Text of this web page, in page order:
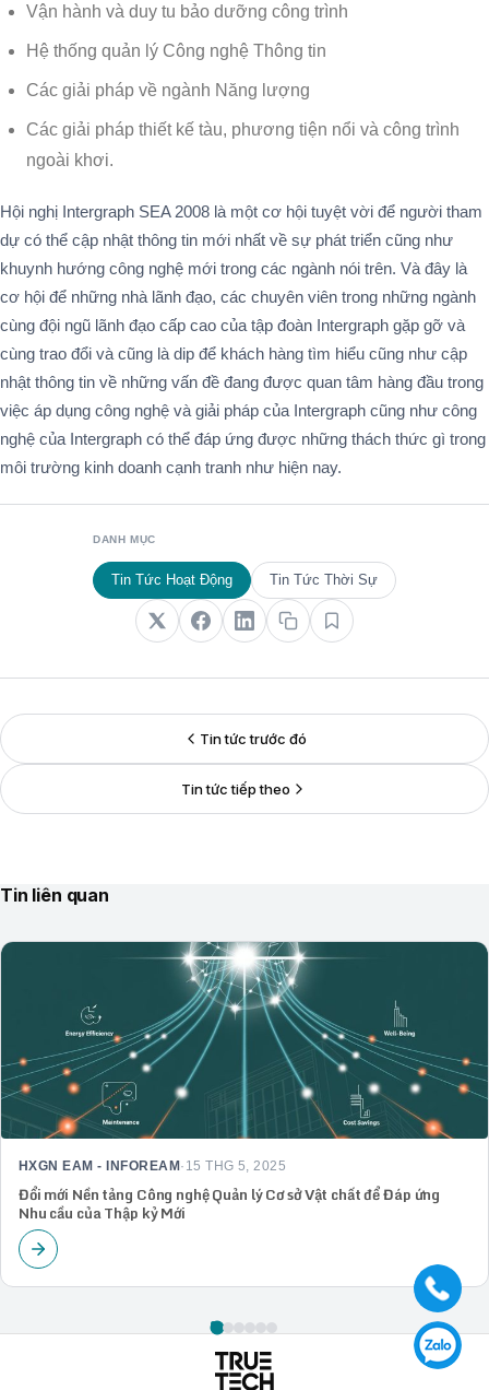
Vận hành và duy tu bảo dưỡng công trình
Hệ thống quản lý Công nghệ Thông tin
Các giải pháp về ngành Năng lượng
Các giải pháp thiết kế tàu, phương tiện nổi và công trình
ngoài khơi.
Hội nghị Intergraph SEA 2008 là một cơ hội tuyệt vời để người tham
dự có thể cập nhật thông tin mới nhất về sự phát triển cũng như
khuynh hướng công nghệ mới trong các ngành nói trên. Và đây là
cơ hội để những nhà lãnh đạo, các chuyên viên trong những ngành
cùng đội ngũ lãnh đạo cấp cao của tập đoàn Intergraph gặp gỡ và
cùng trao đổi và cũng là dip để khách hàng tìm hiểu cũng như cập
nhật thông tin về những vấn đề đang được quan tâm hàng đầu trong
việc áp dụng công nghệ và giải pháp của Intergraph cũng như công
nghệ của Intergraph có thể đáp ứng được những thách thức gì trong
môi trường kinh doanh cạnh tranh như hiện nay.
DANH MỤC
Tin Tức Hoạt Động Tin Tức Thời Sự
Tin tức trước đó
Tin tức tiếp theo
Tin liên quan
HXGN EAM - INFOREAM· 15 THG 5, 2025
Đổi mới Nền tảng Công nghệ Quản lý Cơ sở Vật chất để Đáp ứng
Nhu cầu của Thập kỷ Mới